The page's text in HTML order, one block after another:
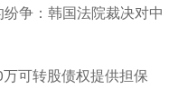
争：韩国法院裁决对中
可转股债权提供担保